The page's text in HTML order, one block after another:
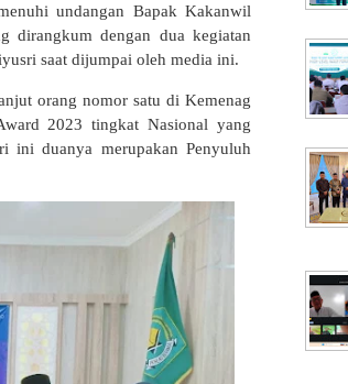
undangan Bapak Kakanwil
dirangkum dengan dua kegiatan
saat dijumpai oleh media ini.
orang nomor satu di Kemenag
2023 tingkat Nasional yang
ini duanya merupakan Penyuluh